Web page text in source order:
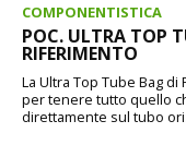
COMPONENTISTICA
POC. ULTRA TOP
RIFERIMENTO
La Ultra Top Tube Bag
per tenere tutto quello
direttamente sul tubo